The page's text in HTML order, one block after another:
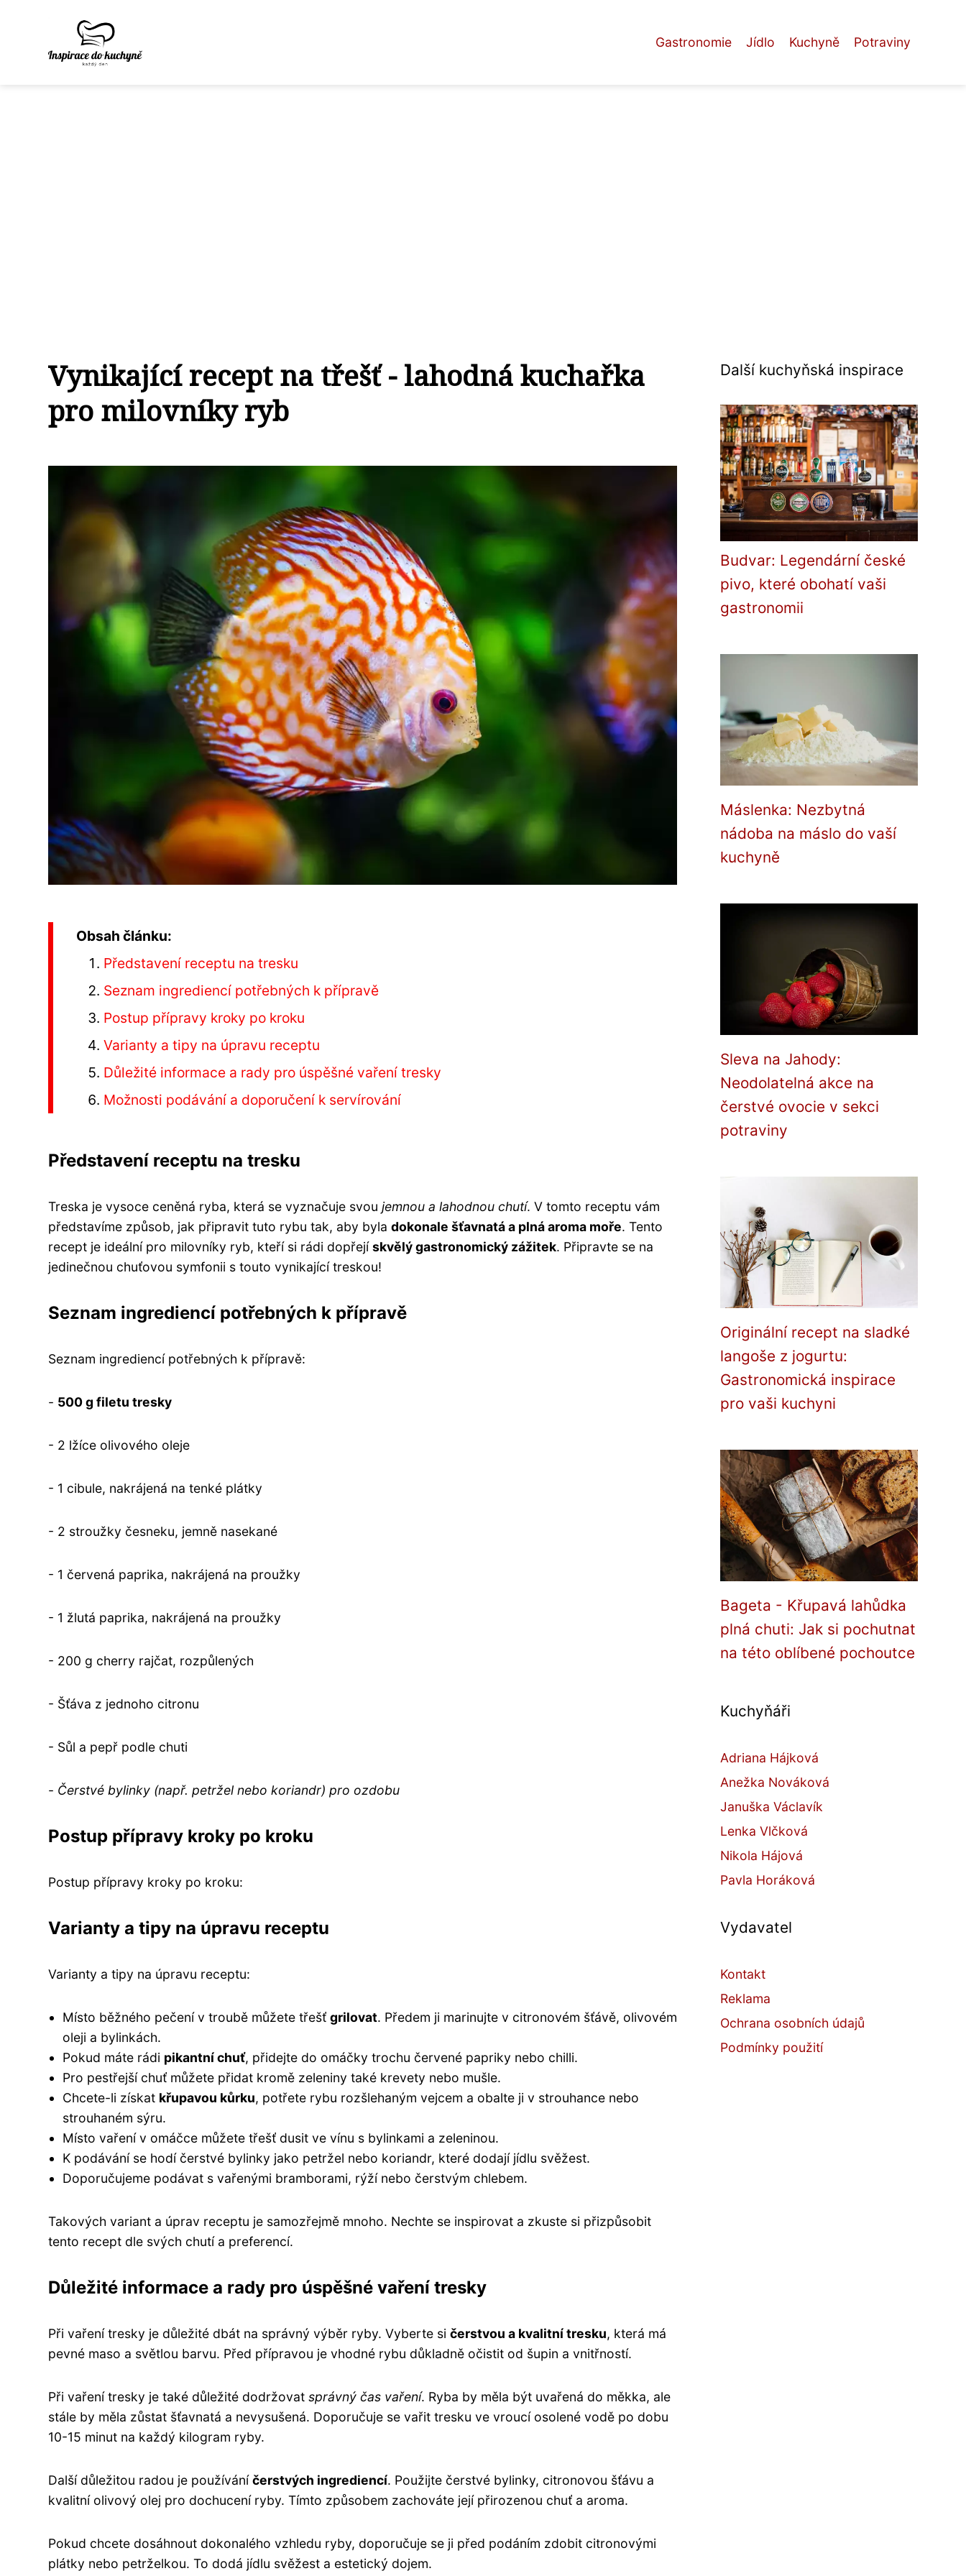
Gastronomie Jídlo Kuchyně Potraviny
Vynikající recept na třešť - lahodná kuchařka
pro milovníky ryb
Obsah článku:
Představení receptu na tresku
Seznam ingrediencí potřebných k přípravě
Postup přípravy kroky po kroku
Varianty a tipy na úpravu receptu
Důležité informace a rady pro úspěšné vaření tresky
Možnosti podávání a doporučení k servírování
Představení receptu na tresku
Treska je vysoce ceněná ryba, která se vyznačuje svou jemnou a lahodnou chutí. V tomto receptu vám
představíme způsob, jak připravit tuto rybu tak, aby byla dokonale šťavnatá a plná aroma moře. Tento
recept je ideální pro milovníky ryb, kteří si rádi dopřejískvělý gastronomický zážitek. Připravte se na
jedinečnou chuťovou symfonii s touto vynikající treskou!
Seznam ingrediencí potřebných k přípravě
Seznam ingrediencí potřebných k přípravě:
- 500 g filetu tresky
- 2 lžíce olivového oleje
- 1 cibule, nakrájená na tenké plátky
- 2 stroužky česneku, jemně nasekané
- 1 červená paprika, nakrájená na proužky
- 1 žlutá paprika, nakrájená na proužky
- 200 g cherry rajčat, rozpůlených
- Šťáva z jednoho citronu
- Sůl a pepř podle chuti
- Čerstvé bylinky (např. petržel nebo koriandr) pro ozdobu
Postup přípravy kroky po kroku
Postup přípravy kroky po kroku:
Varianty a tipy na úpravu receptu
Varianty a tipy na úpravu receptu:
Místo běžného pečení v troubě můžete třešť grilovat. Předem ji marinujte v citronovém šťávě, olivovém
oleji a bylinkách.
Pokud máte rádi pikantní chuť, přidejte do omáčky trochu červené papriky nebo chilli.
Pro pestřejší chuť můžete přidat kromě zeleniny také krevety nebo mušle.
Chcete-li získat křupavou kůrku, potřete rybu rozšlehaným vejcem a obalte ji v strouhance nebo
strouhaném sýru.
Místo vaření v omáčce můžete třešť dusit ve vínu s bylinkami a zeleninou.
K podávání se hodí čerstvé bylinky jako petržel nebo koriandr, které dodají jídlu svěžest.
Doporučujeme podávat s vařenými bramborami, rýží nebo čerstvým chlebem.
Takových variant a úprav receptu je samozřejmě mnoho. Nechte se inspirovat a zkuste si přizpůsobit
tento recept dle svých chutí a preferencí.
Důležité informace a rady pro úspěšné vaření tresky
Při vaření tresky je důležité dbát na správný výběr ryby. Vyberte si čerstvou a kvalitní tresku, která má
pevné maso a světlou barvu. Před přípravou je vhodné rybu důkladně očistit od šupin a vnitřností.
Při vaření tresky je také důležité dodržovat správný čas vaření. Ryba by měla být uvařená do měkka, ale
stále by měla zůstat šťavnatá a nevysušená. Doporučuje se vařit tresku ve vroucí osolené vodě po dobu
10-15 minut na každý kilogram ryby.
Další důležitou radou je používáníčerstvých ingrediencí. Použijte čerstvé bylinky, citronovou šťávu a
kvalitní olivový olej pro dochucení ryby. Tímto způsobem zachováte její přirozenou chuť a aroma.
Pokud chcete dosáhnout dokonalého vzhledu ryby, doporučuje se ji před podáním zdobit citronovými
plátky nebo petrželkou. To dodá jídlu svěžest a estetický dojem.
Další kuchyňská inspirace
Budvar: Legendární české
pivo, které obohatí vaši
gastronomii
Máslenka: Nezbytná
nádoba na máslo do vaší
kuchyně
Sleva na Jahody:
Neodolatelná akce na
čerstvé ovocie v sekci
potraviny
Originální recept na sladké
langoše z jogurtu:
Gastronomická inspirace
pro vaši kuchyni
Bageta - Křupavá lahůdka
plná chuti: Jak si pochutnat
na této oblíbené pochoutce
Kuchyňáři
Adriana Hájková
Anežka Nováková
Januška Václavík
Lenka Vlčková
Nikola Hájová
Pavla Horáková
Vydavatel
Kontakt
Reklama
Ochrana osobních údajů
Podmínky použití